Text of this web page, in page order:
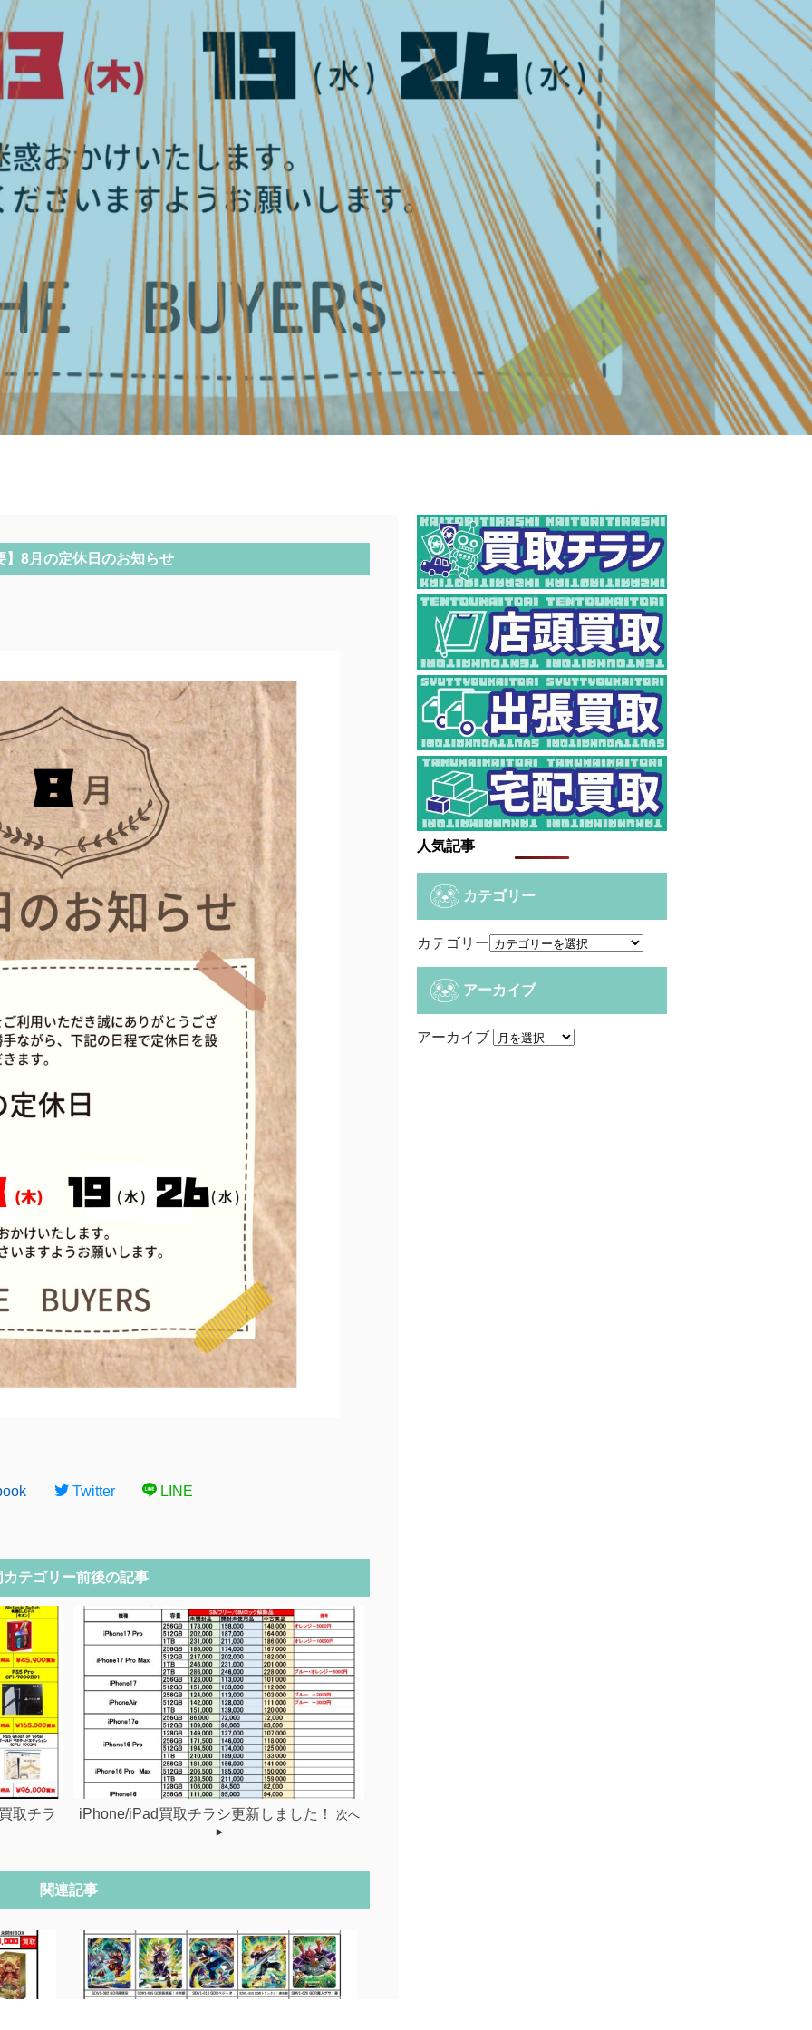
】8月の定休日のお知らせ
Twitter LINE
カテゴリー前後の記事
取チラ iPhone/iPad買取チラシ更新しました！ 次へ
関連記事
人気記事
カテゴリー
カテゴリー
アーカイブ
アーカイブ